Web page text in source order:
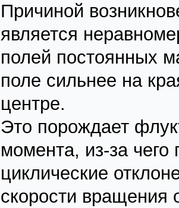
Причиной
является
полей постоянных
поле сильнее на
центре.
Это порождает
момента, из-за чего
циклические
скорости вращения